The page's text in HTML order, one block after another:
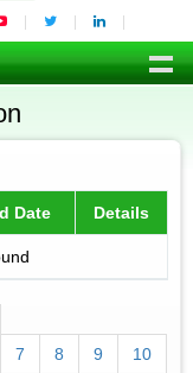
Date Details
7
8 9 10